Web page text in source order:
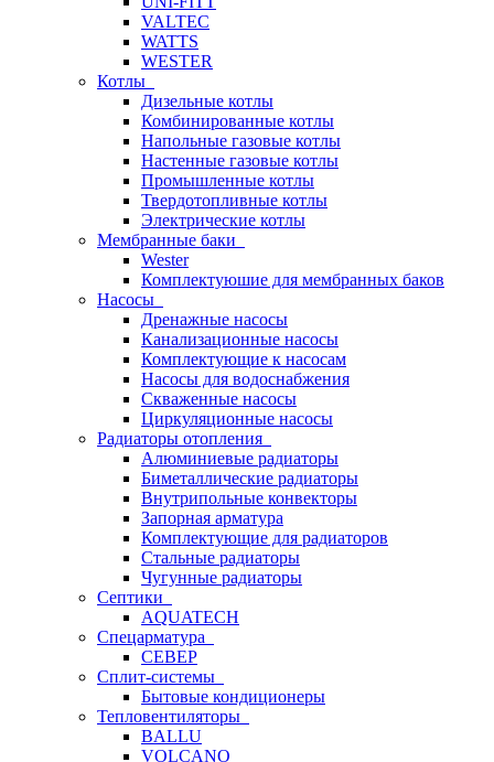
VALTEC
WATTS
WESTER
Котлы
Дизельные котлы
Комбинированные котлы
Напольные газовые котлы
Настенные газовые котлы
Промышленные котлы
Твердотопливные котлы
Электрические котлы
Мембранные баки
Wester
Комплектуюшие для мембранных баков
Насосы
Дренажные насосы
Канализационные насосы
Комплектующие к насосам
Насосы для водоснабжения
Скваженные насосы
Циркуляционные насосы
Радиаторы отопления
Алюминиевые радиаторы
Биметаллические радиаторы
Внутрипольные конвекторы
Запорная арматура
Комплектующие для радиаторов
Стальные радиаторы
Чугунные радиаторы
Септики
AQUATECH
Спецарматура
СЕВЕР
Сплит-системы
Бытовые кондиционеры
Тепловентиляторы
BALLU
VOLCANO